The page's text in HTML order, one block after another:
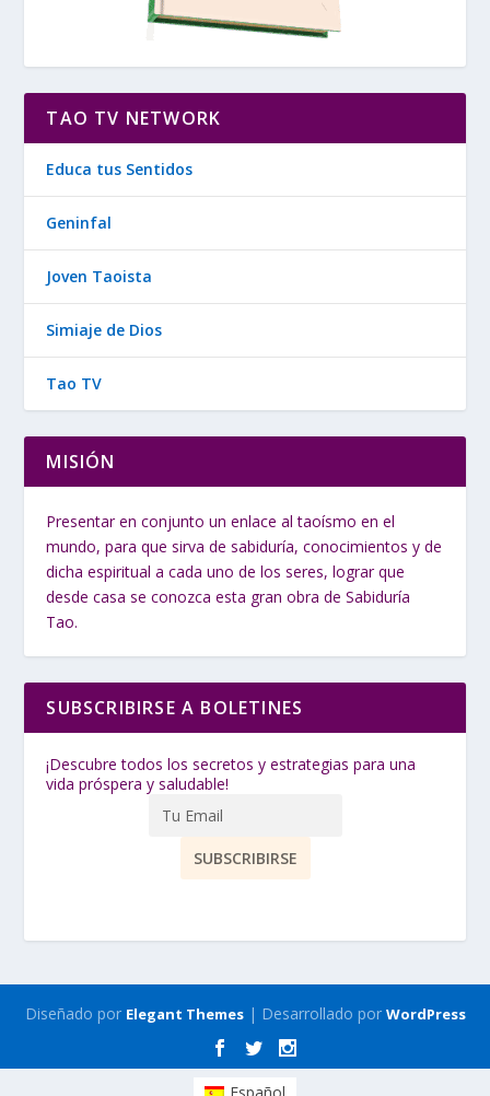
TAO TV NETWORK
Educa tus Sentidos
Geninfal
Joven Taoista
Simiaje de Dios
Tao TV
MISIÓN
Presentar en conjunto un enlace al taoísmo en el
mundo, para que sirva de sabiduría, conocimientos y de
dicha espiritual a cada uno de los seres, lograr que
desde casa se conozca esta gran obra de Sabiduría
Tao.
SUBSCRIBIRSE A BOLETINES
¡Descubre todos los secretos y estrategias para una
vida próspera y saludable!
Diseñado por Elegant Themes| Desarrollado por WordPress
Español